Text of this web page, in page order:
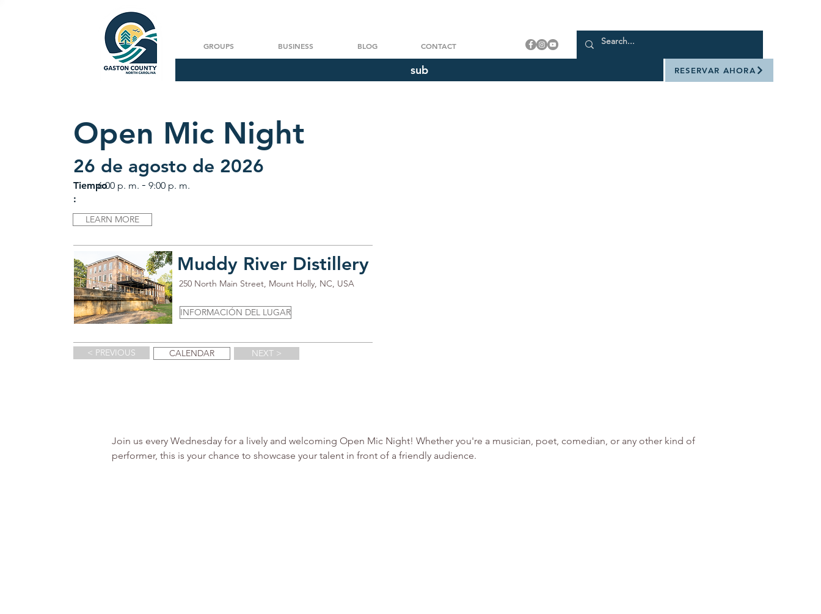
GROUPS BUSINESS BLOG CONTACT
sub RESERVAR AHORA
Open Mic Night
26 de agosto de 2026
Tiempo
:
6:00 p. m. - 9:00 p. m.
LEARN MORE
Muddy River Distillery
250 North Main Street, Mount Holly, NC, USA
INFORMACIÓN DEL LUGAR
< PREVIOUS CALENDAR NEXT >
Join us every Wednesday for a lively and welcoming Open Mic Night! Whether you're a musician, poet, comedian, or any other kind of
performer, this is your chance to showcase your talent in front of a friendly audience.